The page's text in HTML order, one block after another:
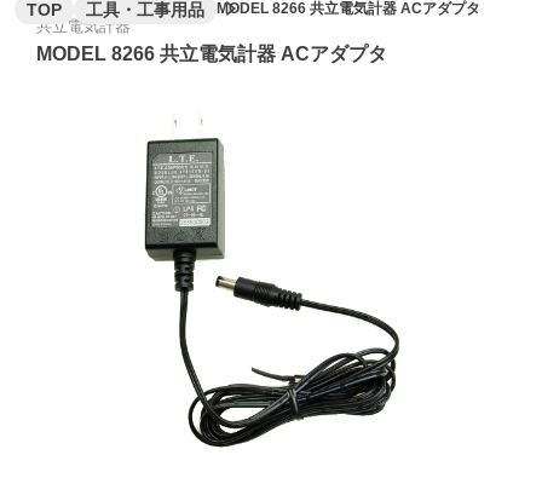
TOP 工具・工事用品 MODEL 8266 共立電気計器 ACアダプタ
共立電気計器
MODEL 8266 共立電気計器 ACアダプタ